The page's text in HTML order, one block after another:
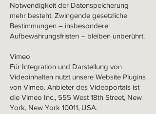
Notwendigkeit der Datenspeicherung
mehr besteht. Zwingende gesetzliche
Bestimmungen – insbesondere
Aufbewahrungsfristen – bleiben unberührt.
Vimeo
Für Integration und Darstellung von
Videoinhalten nutzt unsere Website Plugins
von Vimeo. Anbieter des Videoportals ist
die Vimeo Inc., 555 West 18th Street, New
York, New York 10011, USA.